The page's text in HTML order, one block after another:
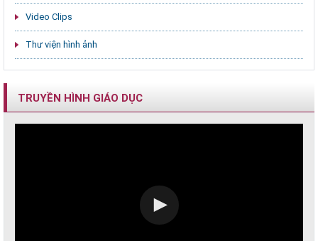
Video Clips
Thư viện hình ảnh
TRUYỀN HÌNH GIÁO DỤC